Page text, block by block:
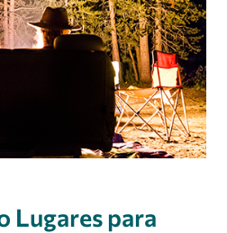
Lugares para